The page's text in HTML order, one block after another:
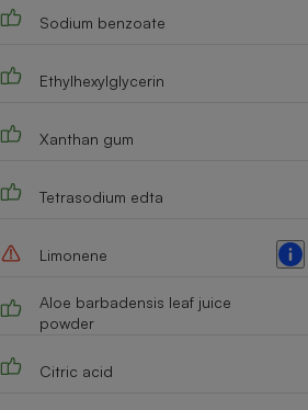
Sodium benzoate
Ethylhexylglycerin
Xanthan gum
Tetrasodium edta
Limonene
Aloe barbadensis leaf juice
powder
Citric acid